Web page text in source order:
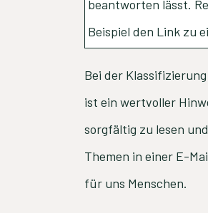
beantworten lässt.
Beispiel den Link zu
Bei der
ist ein wertvoller
sorgfältig zu lesen
Themen in einer E-
für uns Menschen.